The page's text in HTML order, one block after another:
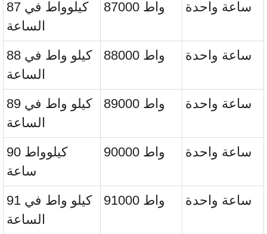
87 كيلوواط في
الساعة
87000 واط ساعة واحدة
88 كيلو واط في
الساعة
88000 واط ساعة واحدة
89 كيلو واط في
الساعة
89000 واط ساعة واحدة
90 كيلوواط
ساعة
90000 واط ساعة واحدة
91 كيلو واط في
الساعة
91000 واط ساعة واحدة